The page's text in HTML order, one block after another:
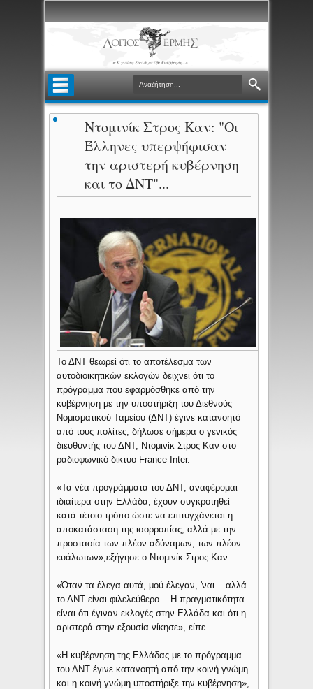
Ντομινίκ Στρος Καν: "Οι
Έλληνες υπερψήφισαν
την αριστερή κυβέρνηση
και το ΔΝΤ"...
Το ΔΝΤ θεωρεί ότι το αποτέλεσμα των
αυτοδιοικητικών εκλογών δείχνει ότι το
πρόγραμμα που εφαρμόσθηκε από την
κυβέρνηση με την υποστήριξη του Διεθνούς
Νομισματικού Ταμείου (ΔΝΤ) έγινε κατανοητό
από τους πολίτες, δήλωσε σήμερα ο γενικός
διευθυντής του ΔΝΤ, Ντομινίκ Στρος Καν στο
ραδιοφωνικό δίκτυο France Inter.
«Τα νέα προγράμματα του ΔΝΤ, αναφέρομαι
ιδιαίτερα στην Ελλάδα, έχουν συγκροτηθεί
κατά τέτοιο τρόπο ώστε να επιτυγχάνεται η
αποκατάσταση της ισορροπίας, αλλά με την
προστασία των πλέον αδύναμων, των πλέον
ευάλωτων»,εξήγησε ο Ντομινίκ Στρος-Καν.
«Όταν τα έλεγα αυτά, μού έλεγαν, 'ναι... αλλά
το ΔΝΤ είναι φιλελεύθερο... Η πραγματικότητα
είναι ότι έγιναν εκλογές στην Ελλάδα και ότι η
αριστερά στην εξουσία νίκησε», είπε.
«Η κυβέρνηση της Ελλάδας με το πρόγραμμα
του ΔΝΤ έγινε κατανοητή από την κοινή γνώμη
και η κοινή γνώμη υποστήριξε την κυβέρνηση»,